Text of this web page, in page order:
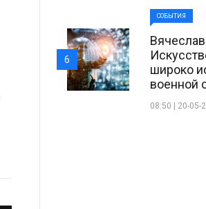
СОБЫТИЯ
широко
военной
08:50 | 20-05-
6